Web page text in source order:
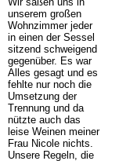
unserem großen
Wohnzimmer jeder
in einen der Sessel
sitzend schweigend
gegenüber. Es war
Alles gesagt und es
fehlte nur noch die
Umsetzung der
Trennung und da
nützte auch das
leise Weinen meiner
Frau Nicole nichts.
Unsere Regeln, die